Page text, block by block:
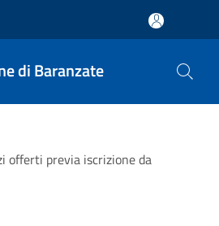
di Baranzate
offerti previa iscrizione da